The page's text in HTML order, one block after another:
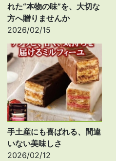
れた“本物の味”を、大切な
方へ贈りませんか
2026/02/15
手土産にも喜ばれる、間違
いない美味しさ
2026/02/12